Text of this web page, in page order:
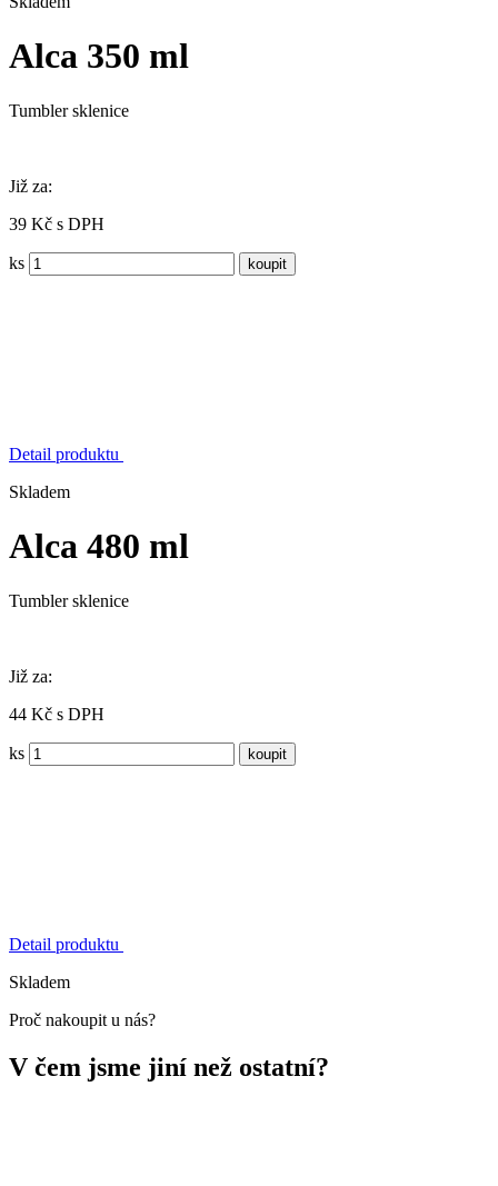
Alca 350 ml
Tumbler sklenice
Již za:
39 Kč s DPH
ks
Detail produktu
Skladem
Alca 480 ml
Tumbler sklenice
Již za:
44 Kč s DPH
ks
Detail produktu
Skladem
Proč nakoupit u nás?
V čem jsme jiní než ostatní?